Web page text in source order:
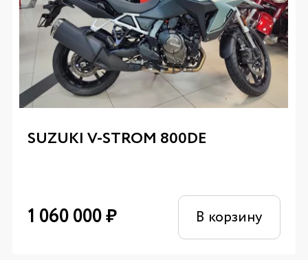
SUZUKI V-STROM 800DE
1 060 000₽ В корзину